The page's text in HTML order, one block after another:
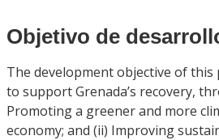
Objetivo de
The development objective of
to support Grenada’s recovery,
Promoting a greener and more
economy; and (ii) Improving